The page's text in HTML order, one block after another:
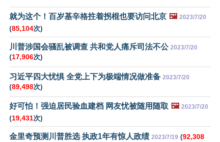
就为这个！百岁基辛格拄着拐棍也要访问北京 🖼️ 2023/7/20
(85,104次)
川普涉国会骚乱被调查 共和党人痛斥司法不公 2023/7/20
(17,906次)
习近平四大忧惧 全党上下为极端情况做准备 2023/7/20
(89,498次)
好可怕！强迫居民验血建档 网友忧被随用随取 🖼️ 2023/7/20
(19,431次)
金里奇预测川普胜选 执政1年有惊人政绩 2023/7/19 (92,308